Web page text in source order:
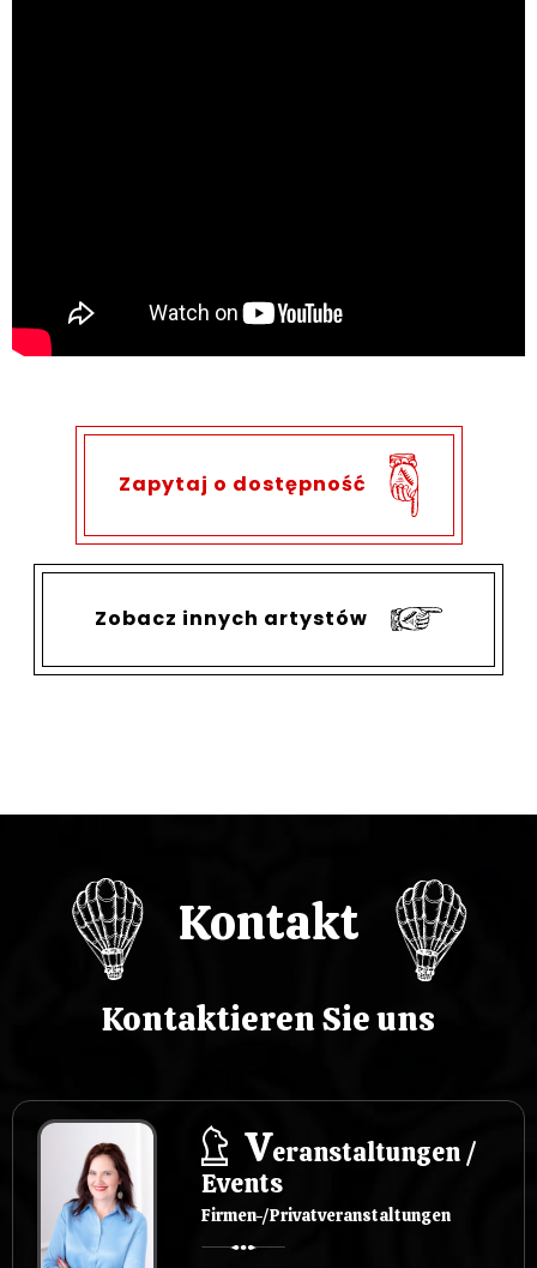
Zapytaj o dostępność
Zobacz innych artystów
Kontakt
Kontaktieren Sie uns
Veranstaltungen /
Events
Firmen-/Privatveranstaltungen